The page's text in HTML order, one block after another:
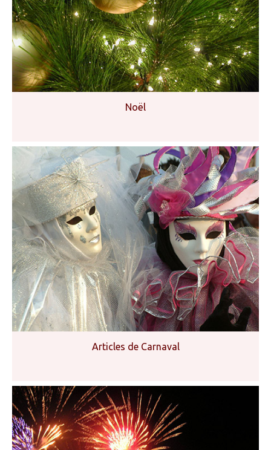
Noël
Articles de Carnaval